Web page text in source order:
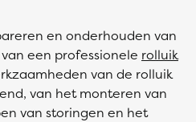
en onderhouden van
een professionele rolluik
van de rolluik
van het monteren van
van storingen en het